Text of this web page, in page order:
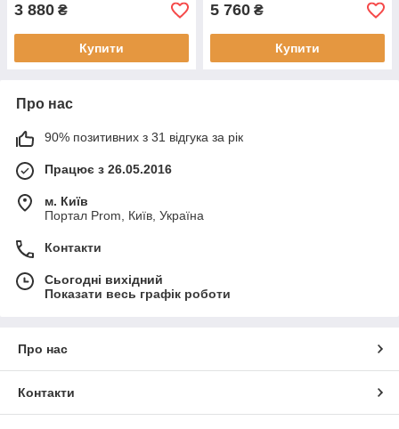
3 880 ₴
Купити
5 760 ₴
Купити
Про нас
90% позитивних з 31 відгука за рік
Працює з 26.05.2016
м. Київ
Портал Prom, Київ, Україна
Контакти
Сьогодні вихідний
Показати весь графік роботи
Про нас
Контакти